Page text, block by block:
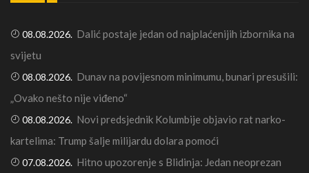
08.08.2026. Dalić postaje jedan od najplaćenijih izbornika na
svijetu
08.08.2026. Dunav na povijesnom minimumu, bunari presušili:
„Ovako nešto nije viđeno“
08.08.2026. Novi predsjednik Kolumbije objavio rat narko-
kartelima: Trump šalje milijardu dolara pomoći
07.08.2026. Hitno upozorenje s Blidinja: Jedan neoprezan